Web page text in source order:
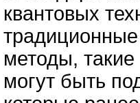
квантовых
методы,
могут быть